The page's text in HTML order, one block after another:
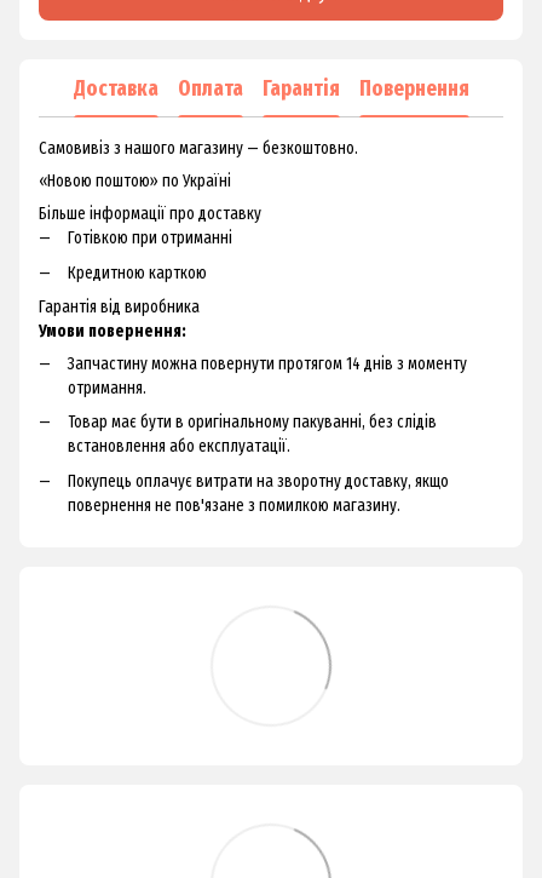
Доставка Оплата Гарантія Повернення
Самовивіз з нашого магазину — безкоштовно.
«Новою поштою» по Україні
Більше інформації про доставку
Готівкою при отриманні
Кредитною карткою
Гарантія від виробника
Умови повернення:
Запчастину можна повернути протягом 14 днів з моменту
отримання.
Товар має бути в оригінальному пакуванні, без слідів
встановлення або експлуатації.
Покупець оплачує витрати на зворотну доставку, якщо
повернення не пов'язане з помилкою магазину.